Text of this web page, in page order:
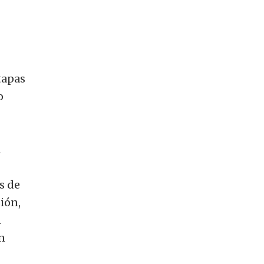
de